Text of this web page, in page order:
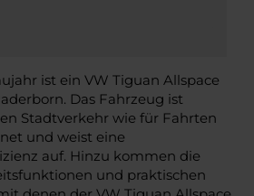
ist ein VW Tiguan Allspace
Das Fahrzeug ist
Stadtverkehr wie für Fahrten
und weist eine
auf. Hinzu kommen die
und praktischen